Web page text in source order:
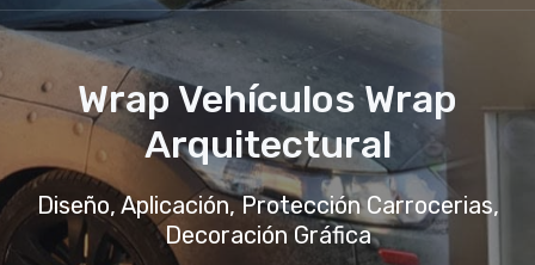
Wrap Vehículos Wrap
Arquitectural
Diseño, Aplicación, Protección Carrocerias,
Decoración Gráfica